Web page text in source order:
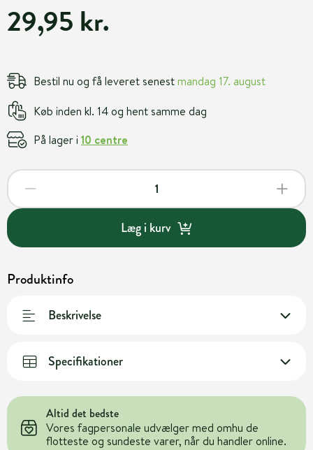
29,95 kr.
Bestil nu og få leveret senestmandag 17. august
Køb inden kl. 14 og hent samme dag
På lager i 10 centre
Læg i kurv
Produktinfo
Beskrivelse
Specifikationer
Altid det bedste
Vores fagpersonale udvælger med omhu de
flotteste og sundeste varer, når du handler online.